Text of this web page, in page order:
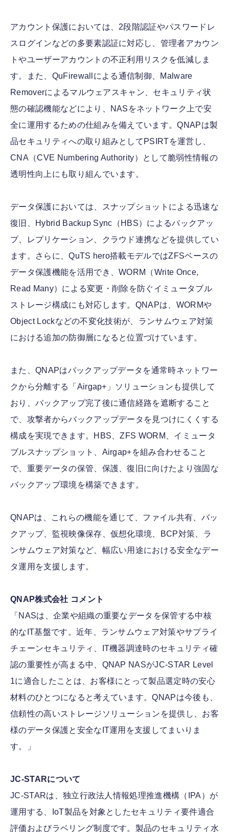
アカウント保護においては、2段階認証やパスワードレ
スログインなどの多要素認証に対応し、管理者アカウン
トやユーザーアカウントの不正利用リスクを低減しま
す。また、QuFirewallによる通信制御、Malware
Removerによるマルウェアスキャン、セキュリティ状
態の確認機能などにより、NASをネットワーク上で安
全に運用するための仕組みを備えています。QNAPは製
品セキュリティへの取り組みとしてPSIRTを運営し、
CNA（CVE Numbering Authority）として脆弱性情報の
透明性向上にも取り組んでいます。
データ保護においては、スナップショットによる迅速な
復旧、Hybrid Backup Sync（HBS）によるバックアッ
プ、レプリケーション、クラウド連携などを提供してい
ます。さらに、QuTS hero搭載モデルではZFSベースの
データ保護機能を活用でき、WORM（Write Once,
Read Many）による変更・削除を防ぐイミュータブル
ストレージ構成にも対応します。QNAPは、WORMや
Object Lockなどの不変化技術が、ランサムウェア対策
における追加の防御層になると位置づけています。
また、QNAPはバックアップデータを通常時ネットワー
クから分離する「Airgap+」ソリューションも提供して
おり、バックアップ完了後に通信経路を遮断すること
で、攻撃者からバックアップデータを見つけにくくする
構成を実現できます。HBS、ZFS WORM、イミュータ
ブルスナップショット、Airgap+を組み合わせること
で、重要データの保管、保護、復旧に向けたより強固な
バックアップ環境を構築できます。
QNAPは、これらの機能を通じて、ファイル共有、バッ
クアップ、監視映像保存、仮想化環境、BCP対策、ラ
ンサムウェア対策など、幅広い用途における安全なデー
タ運用を支援します。
QNAP株式会社 コメント
「NASは、企業や組織の重要なデータを保管する中核
的なIT基盤です。近年、ランサムウェア対策やサプライ
チェーンセキュリティ、IT機器調達時のセキュリティ確
認の重要性が高まる中、QNAP NASがJC-STAR Level
1に適合したことは、お客様にとって製品選定時の安心
材料のひとつになると考えています。QNAPは今後も、
信頼性の高いストレージソリューションを提供し、お客
様のデータ保護と安全なIT運用を支援してまいりま
す。」
JC-STARについて
JC-STARは、独立行政法人情報処理推進機構（IPA）が
運用する、IoT製品を対象としたセキュリティ要件適合
評価およびラベリング制度です。製品のセキュリティ水